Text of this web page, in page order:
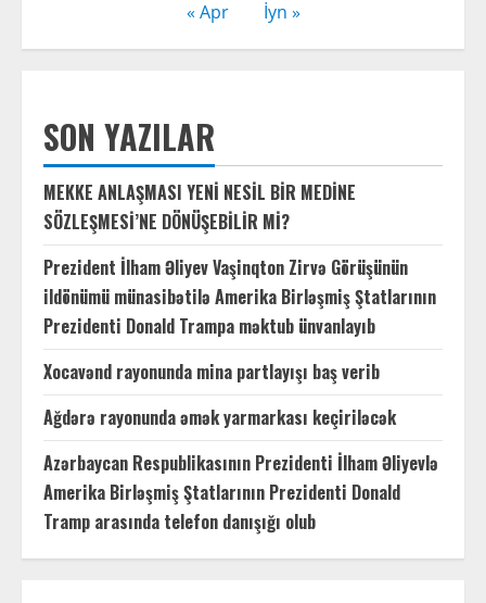
« Apr İyn »
SON YAZILAR
MEKKE ANLAŞMASI YENİ NESİL BİR MEDİNE
SÖZLEŞMESİ’NE DÖNÜŞEBİLİR Mİ?
Prezident İlham Əliyev Vaşinqton Zirvə Görüşünün
ildönümü münasibətilə Amerika Birləşmiş Ştatlarının
Prezidenti Donald Trampa məktub ünvanlayıb
Xocavənd rayonunda mina partlayışı baş verib
Ağdərə rayonunda əmək yarmarkası keçiriləcək
Azərbaycan Respublikasının Prezidenti İlham Əliyevlə
Amerika Birləşmiş Ştatlarının Prezidenti Donald
Tramp arasında telefon danışığı olub